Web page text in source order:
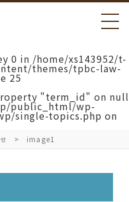
0 in /home/xs143952/t-
themes/tpbc-law-
25
"term_id" on null
public_html/wp-
single-topics.php on
image1